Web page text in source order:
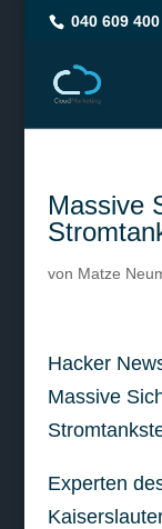
040 609
Massive
von Matze
Hacker
Massive
Experten